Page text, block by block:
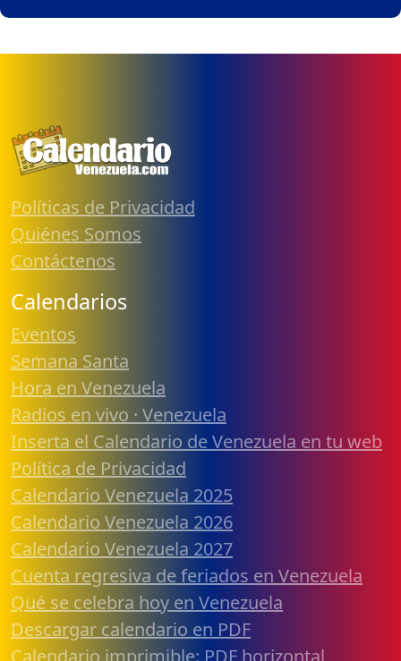
Políticas de Privacidad
Quiénes Somos
Contáctenos
Calendarios
Eventos
Semana Santa
Hora en Venezuela
Radios en vivo · Venezuela
Inserta el Calendario de Venezuela en tu web
Política de Privacidad
Calendario Venezuela 2025
Calendario Venezuela 2026
Calendario Venezuela 2027
Cuenta regresiva de feriados en Venezuela
Qué se celebra hoy en Venezuela
Descargar calendario en PDF